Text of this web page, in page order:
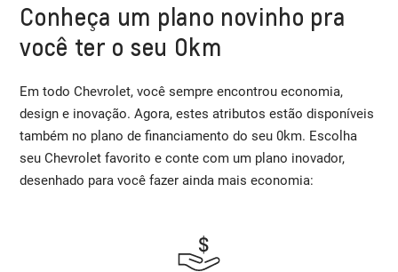
Conheça um plano novinho pra
você ter o seu 0km
Em todo Chevrolet, você sempre encontrou economia,
design e inovação. Agora, estes atributos estão disponíveis
também no plano de financiamento do seu 0km. Escolha
seu Chevrolet favorito e conte com um plano inovador,
desenhado para você fazer ainda mais economia: